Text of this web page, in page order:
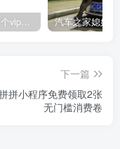
网上分享的 41个vip解析接口 有需要的拿去~ 免费看全网VIP会员视频
下一篇
拼小程序免费领取2张
无门槛消费卷